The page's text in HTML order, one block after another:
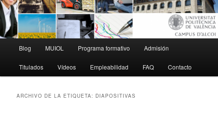
principal
Blog MUIOL Programa formativo Admisión
Titulados Vídeos Empleabilidad FAQ Contacto
ARCHIVO DE LA ETIQUETA: DIAPOSITIVAS